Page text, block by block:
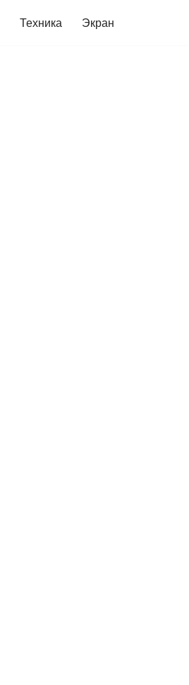
Техника Экран